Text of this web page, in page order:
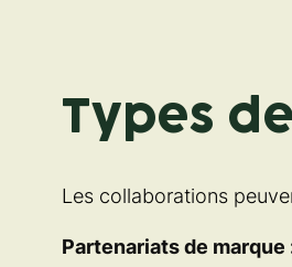
Types
Les collaborations
Partenariats de marque